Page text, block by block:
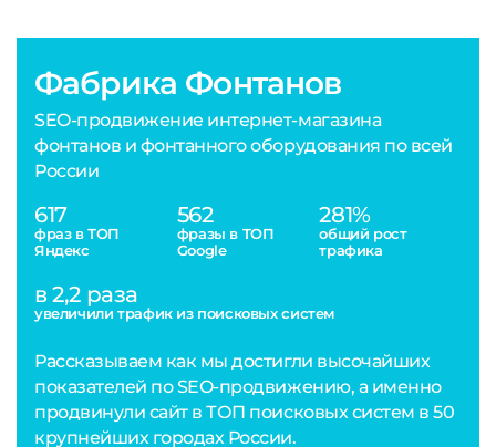
Фабрика Фонтанов
SEO-продвижение интернет-магазина
фонтанов и фонтанного оборудования по всей
России
617
фраз в ТОП
Яндекс
562
фразы в ТОП
Google
281%
общий рост
трафика
в 2,2 раза
увеличили трафик из поисковых систем
Рассказываем как мы достигли высочайших
показателей по SEO-продвижению, а именно
продвинули сайт в ТОП поисковых систем в 50
крупнейших городах России.